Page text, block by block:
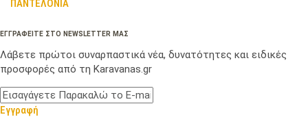
ΠΑΝΤΕΛΟΝΙΑ
ΕΓΓΡΑΦΕΙΤΕ ΣΤΟ NEWSLETTER ΜΑΣ
Λάβετε πρώτοι συναρπαστικά νέα, δυνατότητες και ειδικές
προσφορές από τη Karavanas.gr
Εγγραφή